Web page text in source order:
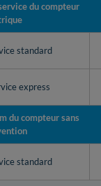
du compteur
standard
express
du compteur sans
standard